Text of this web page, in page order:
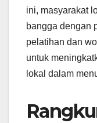
ini, masyarakat
bangga dengan
pelatihan dan
untuk
lokal dalam